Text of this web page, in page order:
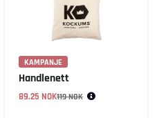
KAMPANJE
Handlenett
89.25 NOK
Vanlig pris:119 NOK